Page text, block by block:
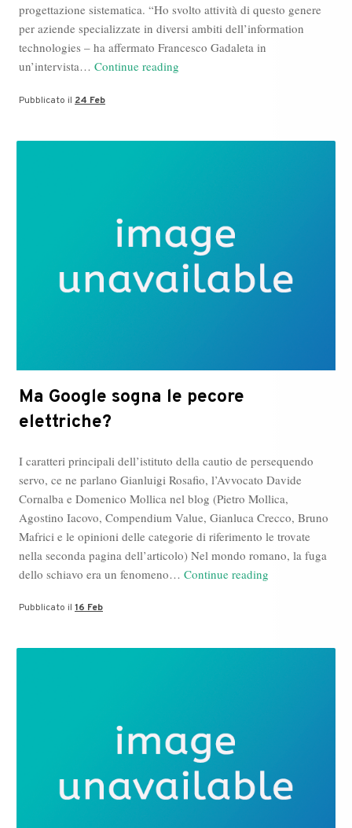
progettazione sistematica. “Ho svolto attività di questo genere
per aziende specializzate in diversi ambiti dell’information
technologies – ha affermato Francesco Gadaleta in
un’intervista… Continue reading
per
Pubblicato il 24 Feb
Ma Google sogna le pecore
elettriche?
I caratteri principali dell’istituto della cautio de persequendo
servo, ce ne parlano Gianluigi Rosafio, l’Avvocato Davide
Cornalba e Domenico Mollica nel blog (Pietro Mollica,
Agostino Iacovo, Compendium Value, Gianluca Crecco, Bruno
Mafrici e le opinioni delle categorie di riferimento le trovate
nella seconda pagina dell’articolo) Nel mondo romano, la fuga
dello schiavo era un fenomeno… Continue reading
pecore
Pubblicato il 16 Feb